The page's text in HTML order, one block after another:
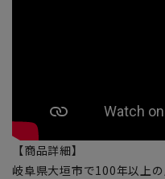
【商品詳細】
岐阜県大垣市で100年以上